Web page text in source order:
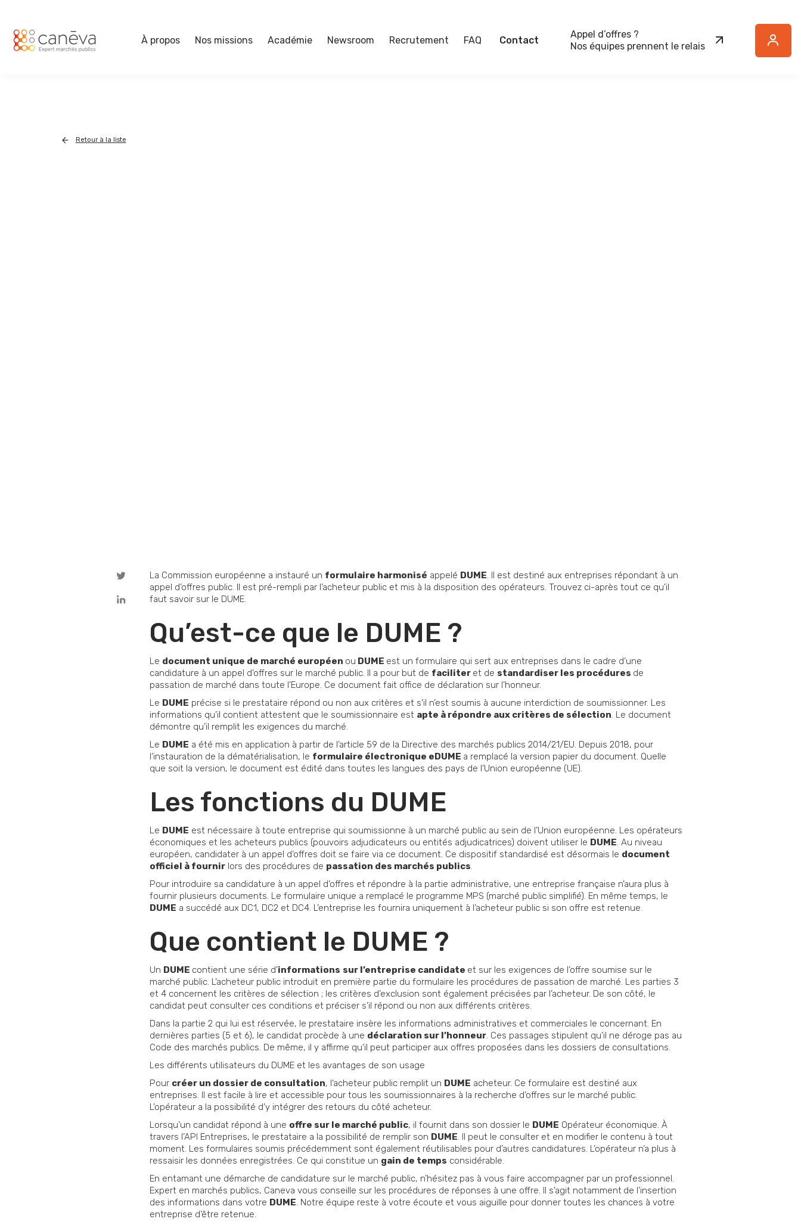
À propos Nos missions Académie Newsroom Recrutement FAQ Contact
Appel d’offres ?
Nos équipes prennent le relais
Button
Retour à la liste
La Commission européenne a instauré un formulaire harmonisé appelé DUME. Il est destiné aux entreprises répondant à un
appel d’offres public. Il est pré-rempli par l’acheteur public et mis à la disposition des opérateurs. Trouvez ci-après tout ce qu’il
faut savoir sur le DUME.
Qu’est-ce que le DUME ?
Le document unique de marché européen ou DUME est un formulaire qui sert aux entreprises dans le cadre d’une
candidature à un appel d’offres sur le marché public. Il a pour but de faciliter et de standardiser les procédures de
passation de marché dans toute l’Europe. Ce document fait office de déclaration sur l’honneur.
Le DUME précise si le prestataire répond ou non aux critères et s’il n’est soumis à aucune interdiction de soumissionner. Les
informations qu’il contient attestent que le soumissionnaire est apte à répondre aux critères de sélection. Le document
démontre qu’il remplit les exigences du marché.
Le DUME a été mis en application à partir de l’article 59 de la Directive des marchés publics 2014/21/EU. Depuis 2018, pour
l’instauration de la dématérialisation, le formulaire électronique eDUME a remplacé la version papier du document. Quelle
que soit la version, le document est édité dans toutes les langues des pays de l’Union européenne (UE).
Les fonctions du DUME
Le DUME est nécessaire à toute entreprise qui soumissionne à un marché public au sein de l’Union européenne. Les opérateurs
économiques et les acheteurs publics (pouvoirs adjudicateurs ou entités adjudicatrices) doivent utiliser le DUME. Au niveau
européen, candidater à un appel d’offres doit se faire via ce document. Ce dispositif standardisé est désormais le document
officiel à fournir lors des procédures de passation des marchés publics.
Pour introduire sa candidature à un appel d’offres et répondre à la partie administrative, une entreprise française n’aura plus à
fournir plusieurs documents. Le formulaire unique a remplacé le programme MPS (marché public simplifié). En même temps, le
DUME a succédé aux DC1, DC2 et DC4. L’entreprise les fournira uniquement à l’acheteur public si son offre est retenue.
Que contient le DUME ?
Un DUME contient une série d’informations sur l’entreprise candidate et sur les exigences de l’offre soumise sur le
marché public. L’acheteur public introduit en première partie du formulaire les procédures de passation de marché. Les parties 3
et 4 concernent les critères de sélection ; les critères d’exclusion sont également précisées par l’acheteur. De son côté, le
candidat peut consulter ces conditions et préciser s’il répond ou non aux différents critères.
Dans la partie 2 qui lui est réservée, le prestataire insère les informations administratives et commerciales le concernant. En
dernières parties (5 et 6), le candidat procède à une déclaration sur l’honneur. Ces passages stipulent qu’il ne déroge pas au
Code des marchés publics. De même, il y affirme qu’il peut participer aux offres proposées dans les dossiers de consultations.
Les différents utilisateurs du DUME et les avantages de son usage
Pour créer un dossier de consultation, l’acheteur public remplit un DUME acheteur. Ce formulaire est destiné aux
entreprises. Il est facile à lire et accessible pour tous les soumissionnaires à la recherche d’offres sur le marché public.
L’opérateur a la possibilité d’y intégrer des retours du côté acheteur.
Lorsqu’un candidat répond à une offre sur le marché public, il fournit dans son dossier le DUME Opérateur économique. À
travers l’API Entreprises, le prestataire a la possibilité de remplir son DUME. Il peut le consulter et en modifier le contenu à tout
moment. Les formulaires soumis précédemment sont également réutilisables pour d’autres candidatures. L’opérateur n’a plus à
ressaisir les données enregistrées. Ce qui constitue un gain de temps considérable.
En entamant une démarche de candidature sur le marché public, n’hésitez pas à vous faire accompagner par un professionnel.
Expert en marchés publics, Caneva vous conseille sur les procédures de réponses à une offre. Il s’agit notamment de l’insertion
des informations dans votre DUME. Notre équipe reste à votre écoute et vous aiguille pour donner toutes les chances à votre
entreprise d’être retenue.